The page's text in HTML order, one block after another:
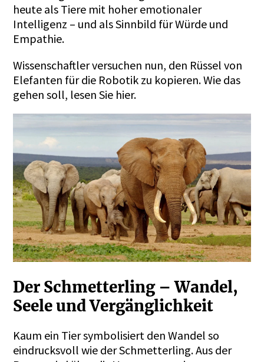
heute als Tiere mit hoher emotionaler
Intelligenz – und als Sinnbild für Würde und
Empathie.
Wissenschaftler versuchen nun, den Rüssel von
Elefanten für die Robotik zu kopieren. Wie das
gehen soll, lesen Sie hier.
Der Schmetterling – Wandel,
Seele und Vergänglichkeit
Kaum ein Tier symbolisiert den Wandel so
eindrucksvoll wie der Schmetterling. Aus der